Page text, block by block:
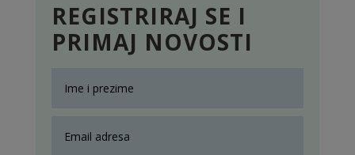
REGISTRIRAJ SE I
PRIMAJ NOVOSTI